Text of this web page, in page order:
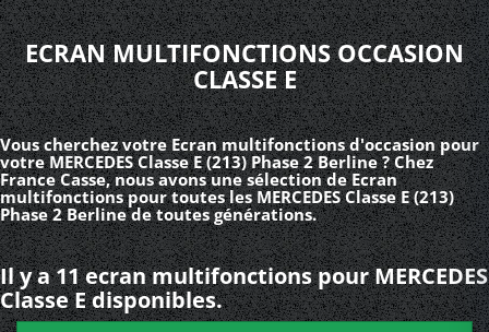
ECRAN MULTIFONCTIONS OCCASION
CLASSE E
Vous cherchez votre Ecran multifonctions d'occasion pour
votre MERCEDES Classe E (213) Phase 2 Berline ? Chez
France Casse, nous avons une sélection de Ecran
multifonctions pour toutes les MERCEDES Classe E (213)
Phase 2 Berline de toutes générations.
Il y a 11 ecran multifonctions pour MERCEDES
Classe E disponibles.